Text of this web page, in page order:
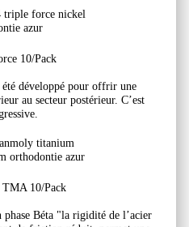
10/Pack
développé pour offrir une
au secteur postérieur. C’est
10/Pack
Béta "la rigidité de l’acier